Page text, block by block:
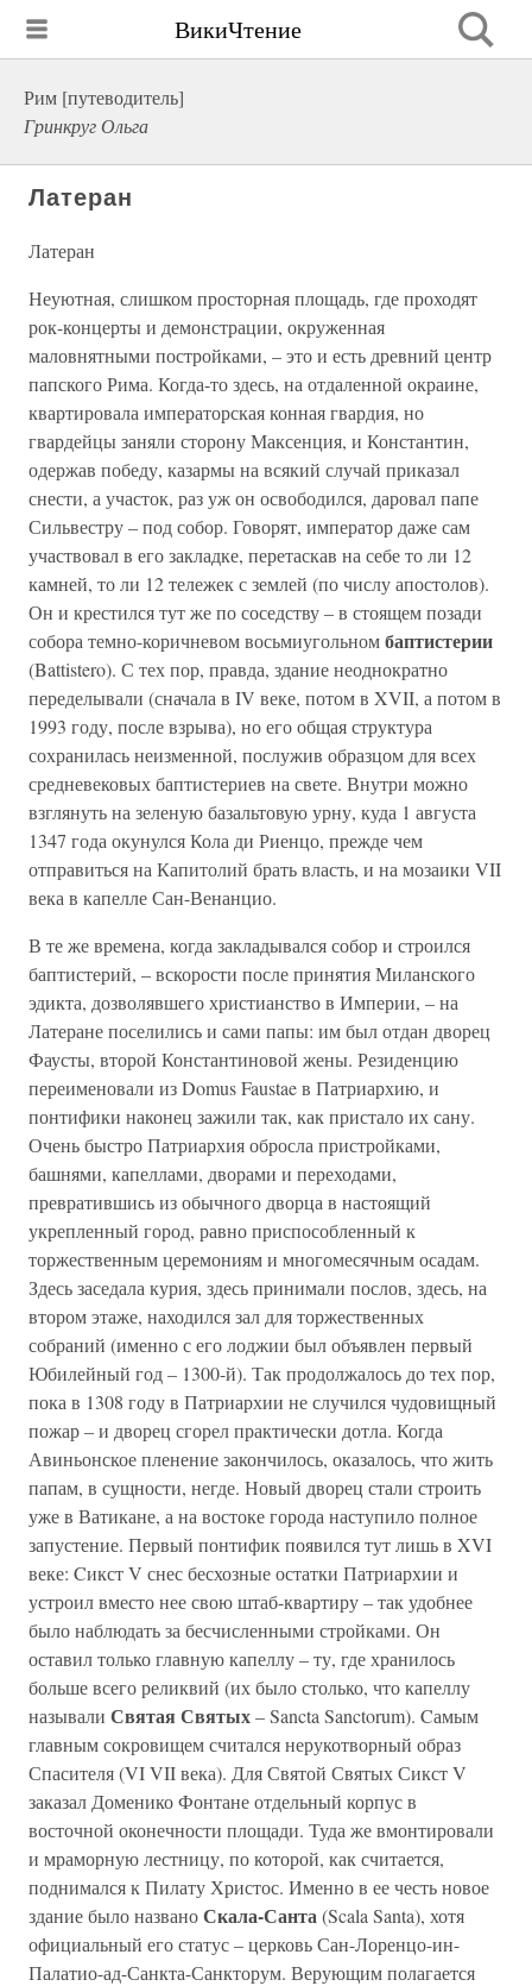
ВикиЧтение
Рим [путеводитель]
Гринкруг Ольга
Латеран
Латеран
Неуютная, слишком просторная площадь, где проходят
рок-концерты и демонстрации, окруженная
маловнятными постройками, – это и есть древний центр
папского Рима. Когда-то здесь, на отдаленной окраине,
квартировала императорская конная гвардия, но
гвардейцы заняли сторону Максенция, и Константин,
одержав победу, казармы на всякий случай приказал
снести, а участок, раз уж он освободился, даровал папе
Сильвестру – под собор. Говорят, император даже сам
участвовал в его закладке, перетаскав на себе то ли 12
камней, то ли 12 тележек с землей (по числу апостолов).
Он и крестился тут же по соседству – в стоящем позади
собора темно-коричневом восьмиугольномбаптистерии
(Battistero). С тех пор, правда, здание неоднократно
переделывали (сначала в IV веке, потом в XVII, а потом в
1993 году, после взрыва), но его общая структура
сохранилась неизменной, послужив образцом для всех
средневековых баптистериев на свете. Внутри можно
взглянуть на зеленую базальтовую урну, куда 1 августа
1347 года окунулся Кола ди Риенцо, прежде чем
отправиться на Капитолий брать власть, и на мозаики VII
века в капелле Сан-Венанцио.
В те же времена, когда закладывался собор и строился
баптистерий, – вскорости после принятия Миланского
эдикта, дозволявшего христианство в Империи, – на
Латеране поселились и сами папы: им был отдан дворец
Фаусты, второй Константиновой жены. Резиденцию
переименовали из Domus Faustae в Патриархию, и
понтифики наконец зажили так, как пристало их сану.
Очень быстро Патриархия обросла пристройками,
башнями, капеллами, дворами и переходами,
превратившись из обычного дворца в настоящий
укрепленный город, равно приспособленный к
торжественным церемониям и многомесячным осадам.
Здесь заседала курия, здесь принимали послов, здесь, на
втором этаже, находился зал для торжественных
собраний (именно с его лоджии был объявлен первый
Юбилейный год – 1300-й). Так продолжалось до тех пор,
пока в 1308 году в Патриархии не случился чудовищный
пожар – и дворец сгорел практически дотла. Когда
Авиньонское пленение закончилось, оказалось, что жить
папам, в сущности, негде. Новый дворец стали строить
уже в Ватикане, а на востоке города наступило полное
запустение. Первый понтифик появился тут лишь в XVI
веке: Cикст V снес бесхозные остатки Патриархии и
устроил вместо нее свою штаб-квартиру – так удобнее
было наблюдать за бесчисленными стройками. Он
оставил только главную капеллу – ту, где хранилось
больше всего реликвий (их было столько, что капеллу
называли Святая Святых– Sancta Sanctorum). Cамым
главным сокровищем считался нерукотворный образ
Спасителя (VI VII века). Для Святой Святых Сикст V
заказал Доменико Фонтане отдельный корпус в
восточной оконечности площади. Туда же вмонтировали
и мраморную лестницу, по которой, как считается,
поднимался к Пилату Христос. Именно в ее честь новое
здание было названоСкала-Санта(Scala Santa), хотя
официальный его статус – церковь Сан-Лоренцо-ин-
Палатио-ад-Санкта-Санкторум. Верующим полагается